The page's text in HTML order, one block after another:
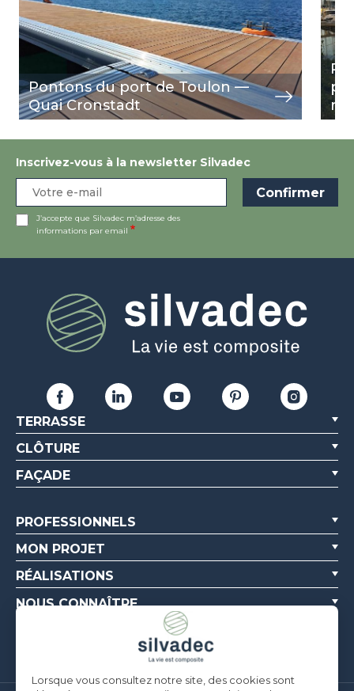
Pontons du port de Toulon —
Quai Cronstadt
Inscrivez-vous à la newsletter Silvadec
J’accepte que Silvadec m’adresse des
informations par email
TERRASSE
CLÔTURE
FAÇADE
PROFESSIONNELS
MON PROJET
RÉALISATIONS
NOUS CONNAÎTRE
Lorsque vous consultez notre site, des cookies sont